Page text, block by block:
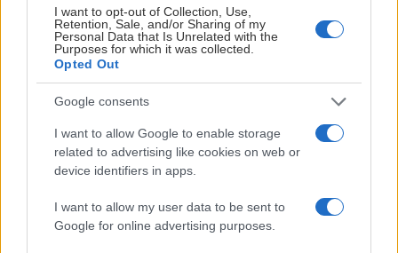
I want to opt-out of Collection, Use,
Retention, Sale, and/or Sharing of my
Personal Data that Is Unrelated with the
Purposes for which it was collected.
Opted Out
Google consents
I want to allow Google to enable storage
related to advertising like cookies on web or
device identifiers in apps.
I want to allow my user data to be sent to
Google for online advertising purposes.
Den här texten är riktad direkt till er i Umeåpubliken.